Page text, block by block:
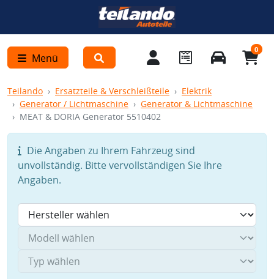
Menü
0
Teilando Ersatzteile & Verschleißteile
Elektrik
Generator / Lichtmaschine
Generator & Lichtmaschine
MEAT & DORIA Generator 5510402
Die Angaben zu Ihrem Fahrzeug sind
unvollständig. Bitte vervollständigen Sie Ihre
Angaben.